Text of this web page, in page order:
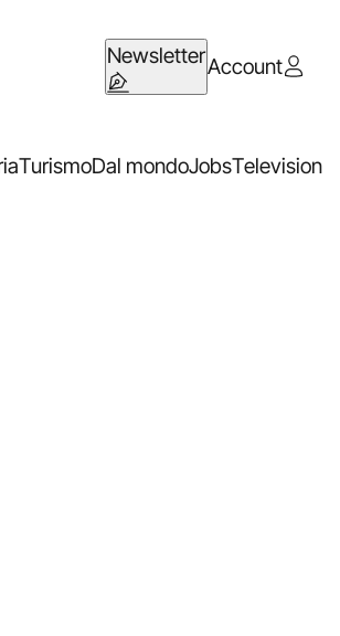
NewsletterAccount
TurismoDal mondoJobsTelevision